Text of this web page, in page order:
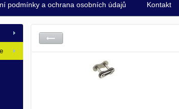
podmínky a ochrana osobních údajů Kontakt